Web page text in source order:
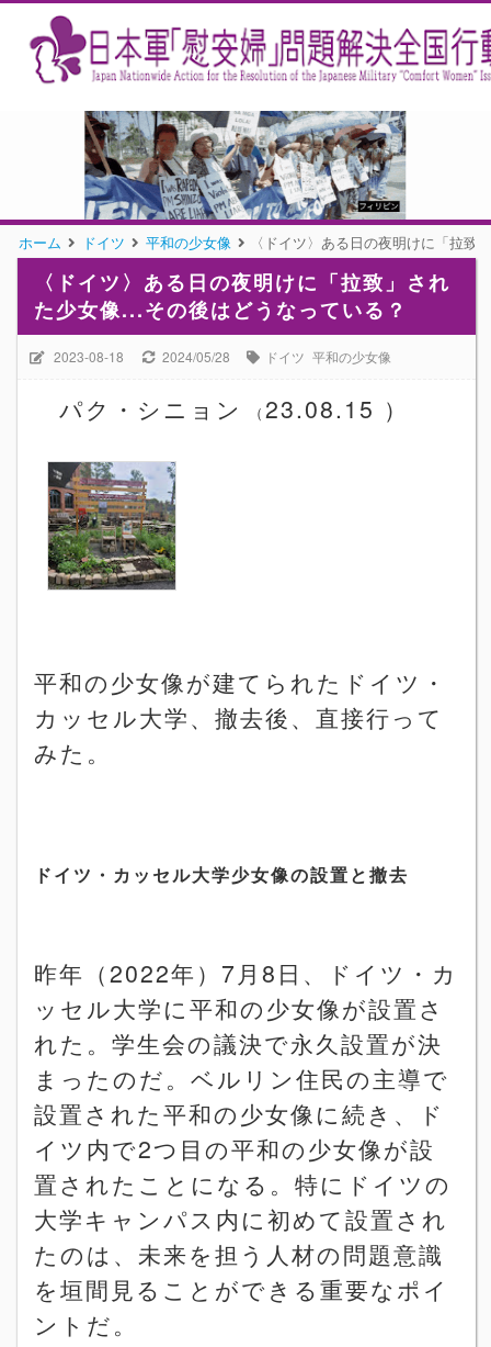
ホーム ドイツ 平和の少女像 〈ドイツ〉ある日の夜明けに「拉
〈ドイツ〉ある日の夜明けに「拉致」され
た少女像...その後はどうなっている？
2023-08-18 2024/05/28 ドイツ 平和の少女像
パク・シニョン （ 23.08.15 ）
平和の少女像が建てられたドイツ・
カッセル大学、撤去後、直接行って
みた。
ドイツ・カッセル大学少女像の設置と撤去
昨年（2022年） 7 月 8 日、ドイツ・カ
ッセル大学に平和の少女像が設置さ
れた。学生会の議決で永久設置が決
まったのだ。ベルリン住民の主導で
設置された平和の少女像に続き、ド
イツ内で2つ目の平和の少女像が設
置されたことになる。特にドイツの
大学キャンパス内に初めて設置され
たのは、未来を担う人材の問題意識
を垣間見ることができる重要なポイ
ントだ。